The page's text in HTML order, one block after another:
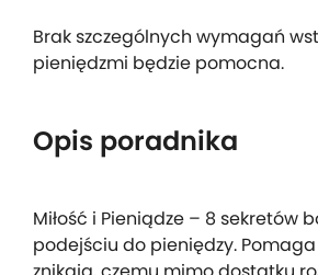
Brak szczególnych wymagań
pieniędzmi będzie pomocna.
Opis poradnika
Miłość i Pieniądze – 8
podejściu do pieniędzy.